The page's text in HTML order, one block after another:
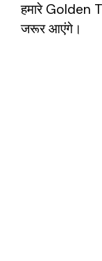
हमारे Golden
जरूर आएंगे।